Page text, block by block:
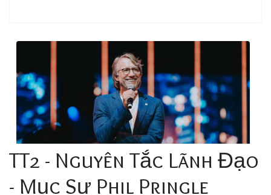
TT2 - Nguyên Tắc Lãnh Đạo
- Mục Sư Phil Pringle